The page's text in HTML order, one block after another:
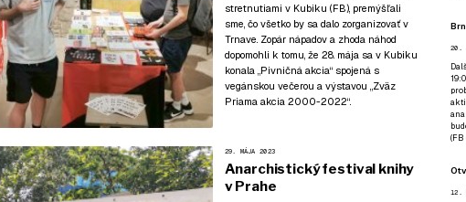
stretnutiami v Kubiku (FB), premýšľali
sme, čo všetko by sa dalo zorganizovať v
Trnave. Zopár nápadov a zhoda náhod
dopomohli k tomu, že 28. mája sa v Kubiku
konala „Pivničná akcia“ spojená s
vegánskou večerou a výstavou „Zväz
Priama akcia 2000-2022“.
29. MÁJA 2023
Anarchistický festival knihy
v Prahe
20.
(FB
12.